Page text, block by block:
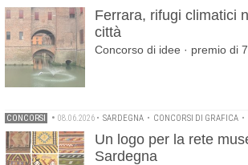
Ferrara, rifugi climatici
città
Concorso di idee · premio di
CONCORSI • 08.06.2026 • SARDEGNA • CONCORSI DI GRAFICA •
Un logo per la rete
Sardegna